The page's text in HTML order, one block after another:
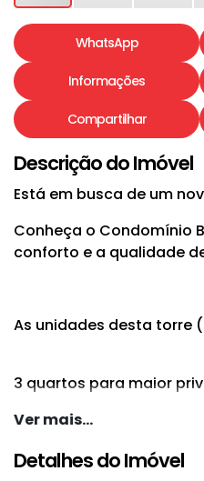
WhatsApp
Informações
Compartilhar
Descrição do Imóvel
Está em busca de um
Conheça o Condomínio
conforto e a qualidade
As unidades desta torre
3 quartos para maior
Lavabo;
Cozinha;
Ver mais...
Detalhes do Imóvel